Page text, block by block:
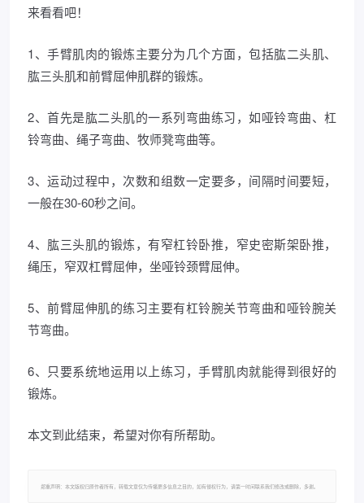
来看看吧！
1、手臂肌肉的锻炼主要分为几个方面，包括肱二头肌、
肱三头肌和前臂屈伸肌群的锻炼。
2、首先是肱二头肌的一系列弯曲练习，如哑铃弯曲、杠
铃弯曲、绳子弯曲、牧师凳弯曲等。
3、运动过程中，次数和组数一定要多，间隔时间要短，
一般在30-60秒之间。
4、肱三头肌的锻炼，有窄杠铃卧推，窄史密斯架卧推，
绳压，窄双杠臂屈伸，坐哑铃颈臂屈伸。
5、前臂屈伸肌的练习主要有杠铃腕关节弯曲和哑铃腕关
节弯曲。
6、只要系统地运用以上练习，手臂肌肉就能得到很好的
锻炼。
本文到此结束，希望对你有所帮助。
郑重声明：本文版权归原作者所有，转载文章仅为传播更多信息之目的，如有侵权行为，请第一时间联系我们修改或删除，多谢。